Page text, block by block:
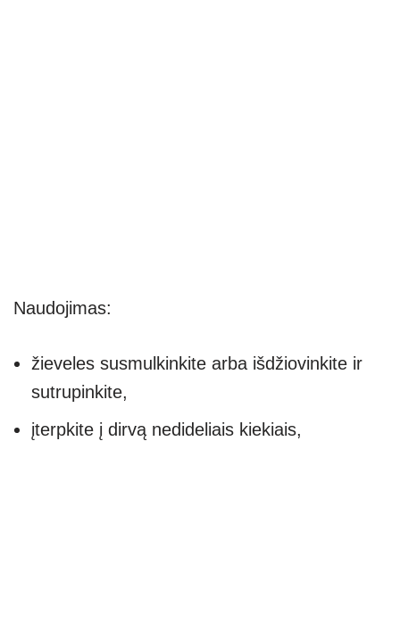
Naudojimas:
žieveles susmulkinkite arba išdžiovinkite ir
sutrupinkite,
įterpkite į dirvą nedideliais kiekiais,